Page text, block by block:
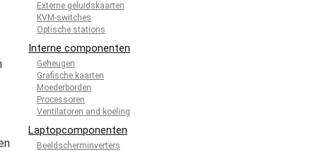
Externe geluidskaarten
KVM-switches
Optische stations
Interne componenten
Geheugen
Grafische kaarten
Moederborden
Processoren
Ventilatoren and koeling
Laptopcomponenten
Beeldscherminverters